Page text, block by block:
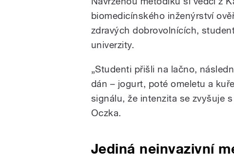
biomedicínského inženýrství
zdravých dobrovolnících,
univerzity.
„Studenti přišli na lačno,
dán – jogurt, poté omeletu a
signálu, že intenzita se zvyšuje
Oczka.
Jediná neinvazivní